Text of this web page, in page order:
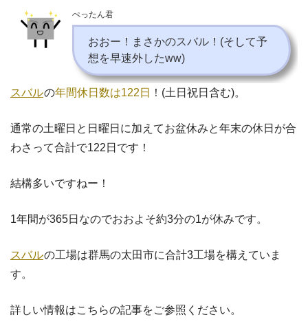
ぺったん君
おおー！まさかのスバル！(そして予
想を早速外したww)
スバルの年間休日数は122日 ！(土日祝日含む)。
通常の土曜日と日曜日に加えてお盆休みと年末の休日が合
わさって合計で122日です！
結構多いですねー！
1年間が365日なのでおおよそ約3分の1が休みです。
スバルの工場は群馬の太田市に合計3工場を構えていま
す。
詳しい情報はこちらの記事をご参照ください。